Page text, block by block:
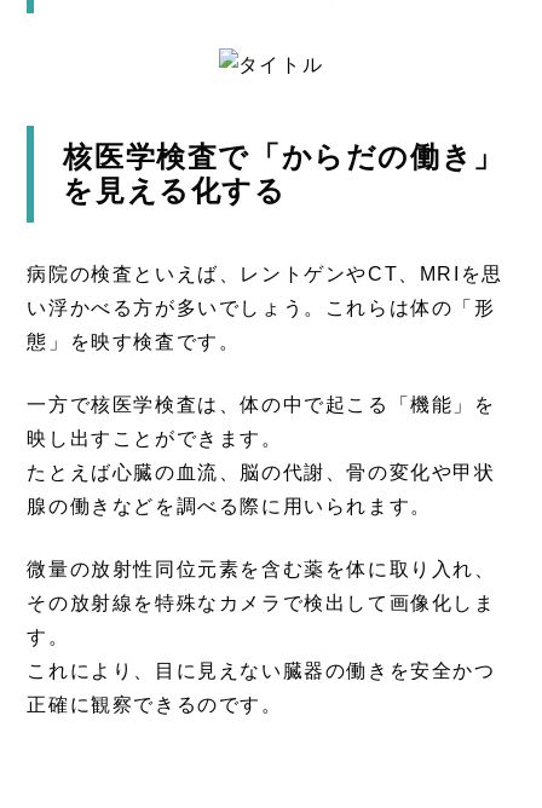
核医学検査で「からだの働き」
を見える化する
病院の検査といえば、レントゲンやCT、MRIを思
い浮かべる方が多いでしょう。これらは体の「形
態」を映す検査です。
一方で核医学検査は、体の中で起こる「機能」を
映し出すことができます。
たとえば心臓の血流、脳の代謝、骨の変化や甲状
腺の働きなどを調べる際に用いられます。
微量の放射性同位元素を含む薬を体に取り入れ、
その放射線を特殊なカメラで検出して画像化しま
す。
これにより、目に見えない臓器の働きを安全かつ
正確に観察できるのです。